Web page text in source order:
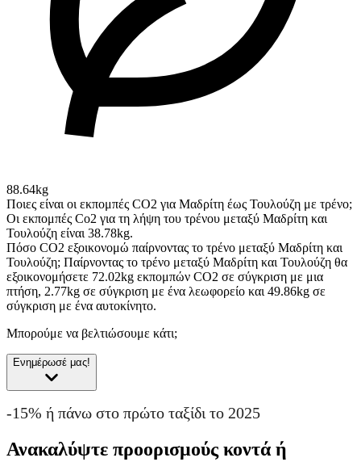
88.64kg
Ποιες είναι οι εκπομπές CO2 για Μαδρίτη έως Τουλούζη με τρένο;
Οι εκπομπές Co2 για τη λήψη του τρένου μεταξύ Μαδρίτη και
Τουλούζη είναι 38.78kg.
Πόσο CO2 εξοικονομώ παίρνοντας το τρένο μεταξύ Μαδρίτη και
Τουλούζη; Παίρνοντας το τρένο μεταξύ Μαδρίτη και Τουλούζη θα
εξοικονομήσετε 72.02kg εκπομπών CO2 σε σύγκριση με μια
πτήση, 2.77kg σε σύγκριση με ένα λεωφορείο και 49.86kg σε
σύγκριση με ένα αυτοκίνητο.
Μπορούμε να βελτιώσουμε κάτι;
Ενημέρωσέ μας!
-15% ή πάνω στο πρώτο ταξίδι το 2025
Ανακαλύψτε προορισμούς κοντά ή